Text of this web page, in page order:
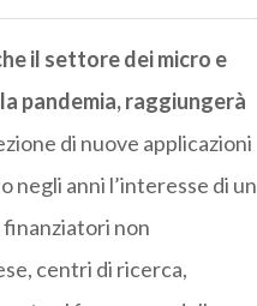
il settore dei micro e
pandemia, raggiungerà
di nuove applicazioni
anni l’interesse di un
non
centri di ricerca,